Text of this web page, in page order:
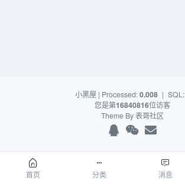
小黑屋| Processed:0.008 | SQL:
您是第16840816位访客
Theme By表哥社区
首页 分类 消息